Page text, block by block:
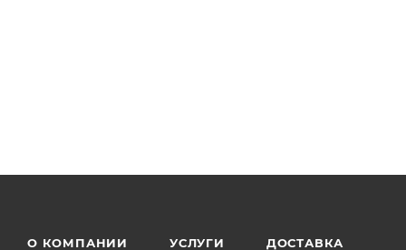
О КОМПАНИИ УСЛУГИ ДОСТАВКА